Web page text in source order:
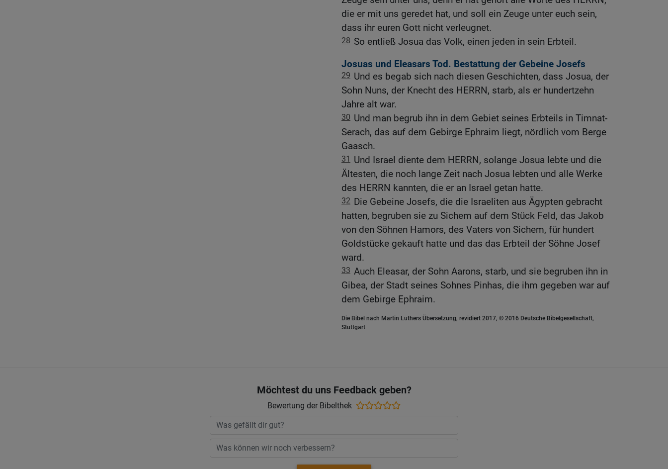
die er mit uns geredet hat, und soll ein Zeuge unter euch sein,
dass ihr euren Gott nicht verleugnet.
28 So entließ Josua das Volk, einen jeden in sein Erbteil.
Josuas und Eleasars Tod. Bestattung der Gebeine Josefs
29 Und es begab sich nach diesen Geschichten, dass Josua, der
Sohn Nuns, der Knecht des HERRN, starb, als er hundertzehn
Jahre alt war.
30 Und man begrub ihn in dem Gebiet seines Erbteils in Timnat-
Serach, das auf dem Gebirge Ephraim liegt, nördlich vom Berge
Gaasch.
31
Und Israel diente dem HERRN, solange Josua lebte und die
Ältesten, die noch lange Zeit nach Josua lebten und alle Werke
des HERRN kannten, die er an Israel getan hatte.
32 Die Gebeine Josefs, die die Israeliten aus Ägypten gebracht
hatten, begruben sie zu Sichem auf dem Stück Feld, das Jakob
von den Söhnen Hamors, des Vaters von Sichem, für hundert
Goldstücke gekauft hatte und das das Erbteil der Söhne Josef
ward.
33 Auch Eleasar, der Sohn Aarons, starb, und sie begruben ihn in
Gibea, der Stadt seines Sohnes Pinhas, die ihm gegeben war auf
dem Gebirge Ephraim.
Die Bibel nach Martin Luthers Übersetzung, revidiert 2017, © 2016 Deutsche Bibelgesellschaft,
Stuttgart
Möchtest du uns Feedback geben?
Bewertung der Bibelthek